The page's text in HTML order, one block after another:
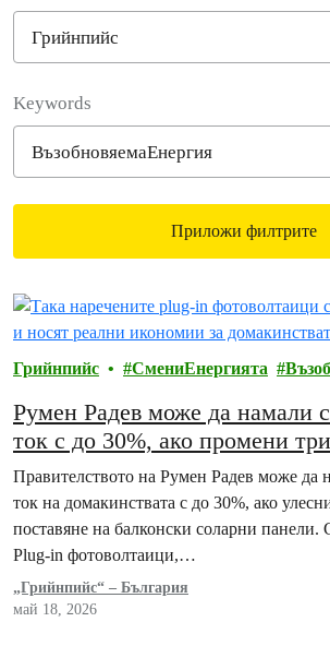
Keywords
Приложи филтрите
Filtered results
Грийнпийс СмениЕнергията
Румен Радев може да намали
ток с до 30%, ако промени
Правителството на Румен Радев може да
ток на домакинствата с до 30%, ако
поставяне на балконски соларни панели.
Plug-in фотоволтаици,…
„Грийнпийс“ – България
май 18, 2026